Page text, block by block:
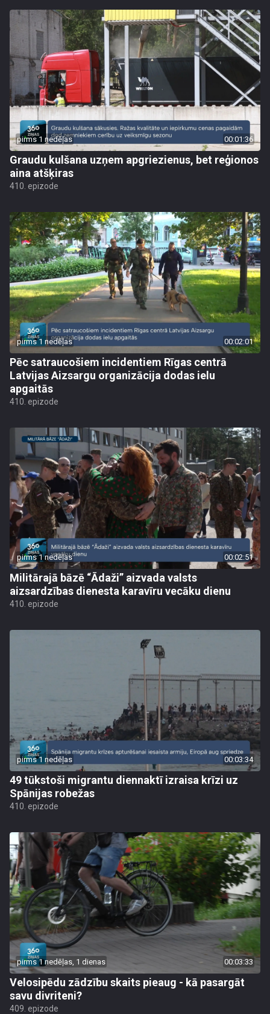
pirms 1 nedēļas 00:01:36
Graudu kulšana uzņem apgriezienus, bet reģionos
aina atšķiras
410. epizode
pirms 1 nedēļas 00:02:01
Pēc satraucošiem incidentiem Rīgas centrā
Latvijas Aizsargu organizācija dodas ielu
apgaitās
410. epizode
pirms 1 nedēļas 00:02:51
Militārajā bāzē “Ādaži” aizvada valsts
aizsardzības dienesta karavīru vecāku dienu
410. epizode
pirms 1 nedēļas 00:03:34
49 tūkstoši migrantu diennaktī izraisa krīzi uz
Spānijas robežas
410. epizode
pirms 1 nedēļas, 1 dienas 00:03:33
Velosipēdu zādzību skaits pieaug - kā pasargāt
savu divriteni?
409. epizode